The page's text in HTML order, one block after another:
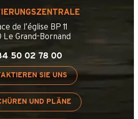
de l’église BP 11
Le Grand-Bornand
50 02 78 00
SIE UNS
UND PLÄNE